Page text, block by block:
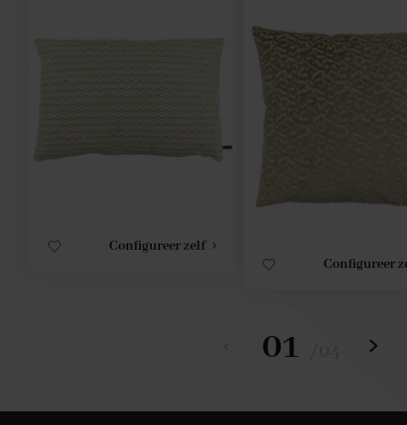
Configureer zelf
Configureer
01